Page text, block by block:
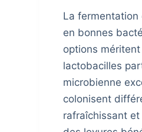
La
en bonnes
options
lactobacilles
microbienne
colonisent
rafraîchissant